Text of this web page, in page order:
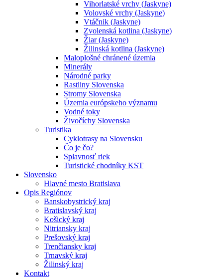
Vihorlatské vrchy (Jaskyne)
Volovské vrchy (Jaskyne)
Vtáčnik (Jaskyne)
Zvolenská kotlina (Jaskyne)
Žiar (Jaskyne)
Žilinská kotlina (Jaskyne)
Maloplošné chránené územia
Minerály
Národné parky
Rastliny Slovenska
Stromy Slovenska
Územia európskeho významu
Vodné toky
Živočíchy Slovenska
Turistika
Cyklotrasy na Slovensku
Čo je čo?
Splavnosť riek
Turistické chodníky KST
Slovensko
Hlavné mesto Bratislava
Opis Regiónov
Banskobystrický kraj
Bratislavský kraj
Košický kraj
Nitriansky kraj
Prešovský kraj
Trenčiansky kraj
Trnavský kraj
Žilinský kraj
Kontakt